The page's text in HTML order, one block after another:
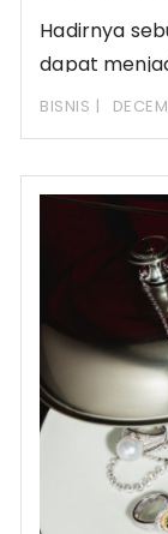
Hadirnya
dapat
bisnis
BISNIS